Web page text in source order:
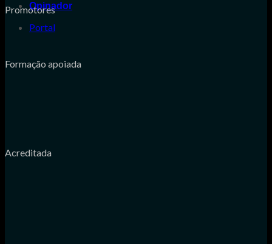
Opinador
Portal
Promotores
Formação apoiada
Acreditada